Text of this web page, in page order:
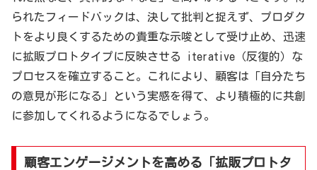
られたフィードバックは、決して批判と捉えず、プロダク
トをより良くするための貴重な示唆として受け止め、迅速
に拡販プロトタイプに反映させる iterative（反復的）な
プロセスを確立すること。これにより、顧客は「自分たち
の意見が形になる」という実感を得て、より積極的に共創
に参加してくれるようになるでしょう。
顧客エンゲージメントを高める「拡販プロトタ